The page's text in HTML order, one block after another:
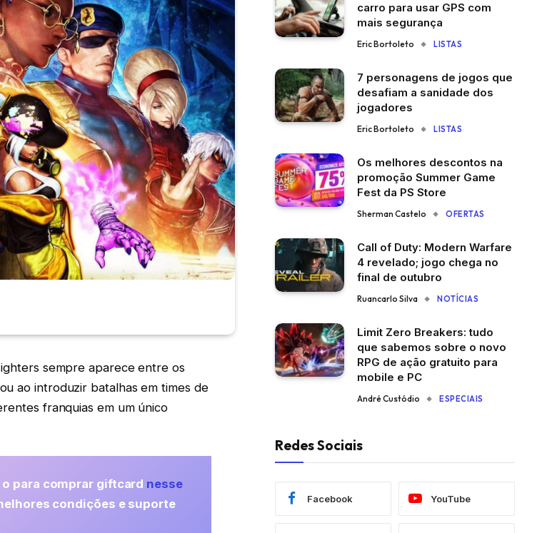
sempre aparece entre os
ao introduzir batalhas em times de
franquias em um único
para comprar giftcard nesse
condições e suporte
carro para usar GPS com
mais segurança
Eric Bortoleto LISTAS
7 personagens de jogos que
desafiam a sanidade dos
jogadores
Eric Bortoleto LISTAS
Os melhores descontos na
promoção Summer Game
Fest da PS Store
Sherman Castelo OFERTAS
Call of Duty: Modern Warfare
4 revelado; jogo chega no
final de outubro
Ruancarlo Silva NOTÍCIAS
Limit Zero Breakers: tudo
que sabemos sobre o novo
RPG de ação gratuito para
mobile e PC
André Custódio ESPECIAIS
Redes Sociais
Facebook YouTube